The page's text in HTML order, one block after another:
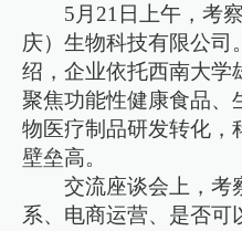
5月21日上午，考
庆）生物科技有限公司
绍，企业依托西南大学
聚焦功能性健康食品、
物医疗制品研发转化，
壁垒高。
交流座谈会上，考
系、电商运营、是否可